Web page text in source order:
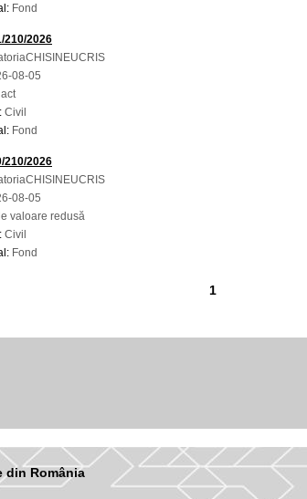
Fond
210/2026
08-05
Civil
Fond
210/2026
08-05
valoare redusă
Civil
Fond
din România